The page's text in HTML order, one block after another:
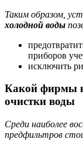
Таким образом,
холодной воды
приборов
исключить
Какой фирмы
очистки воды
Среди наиболее
предфильтров